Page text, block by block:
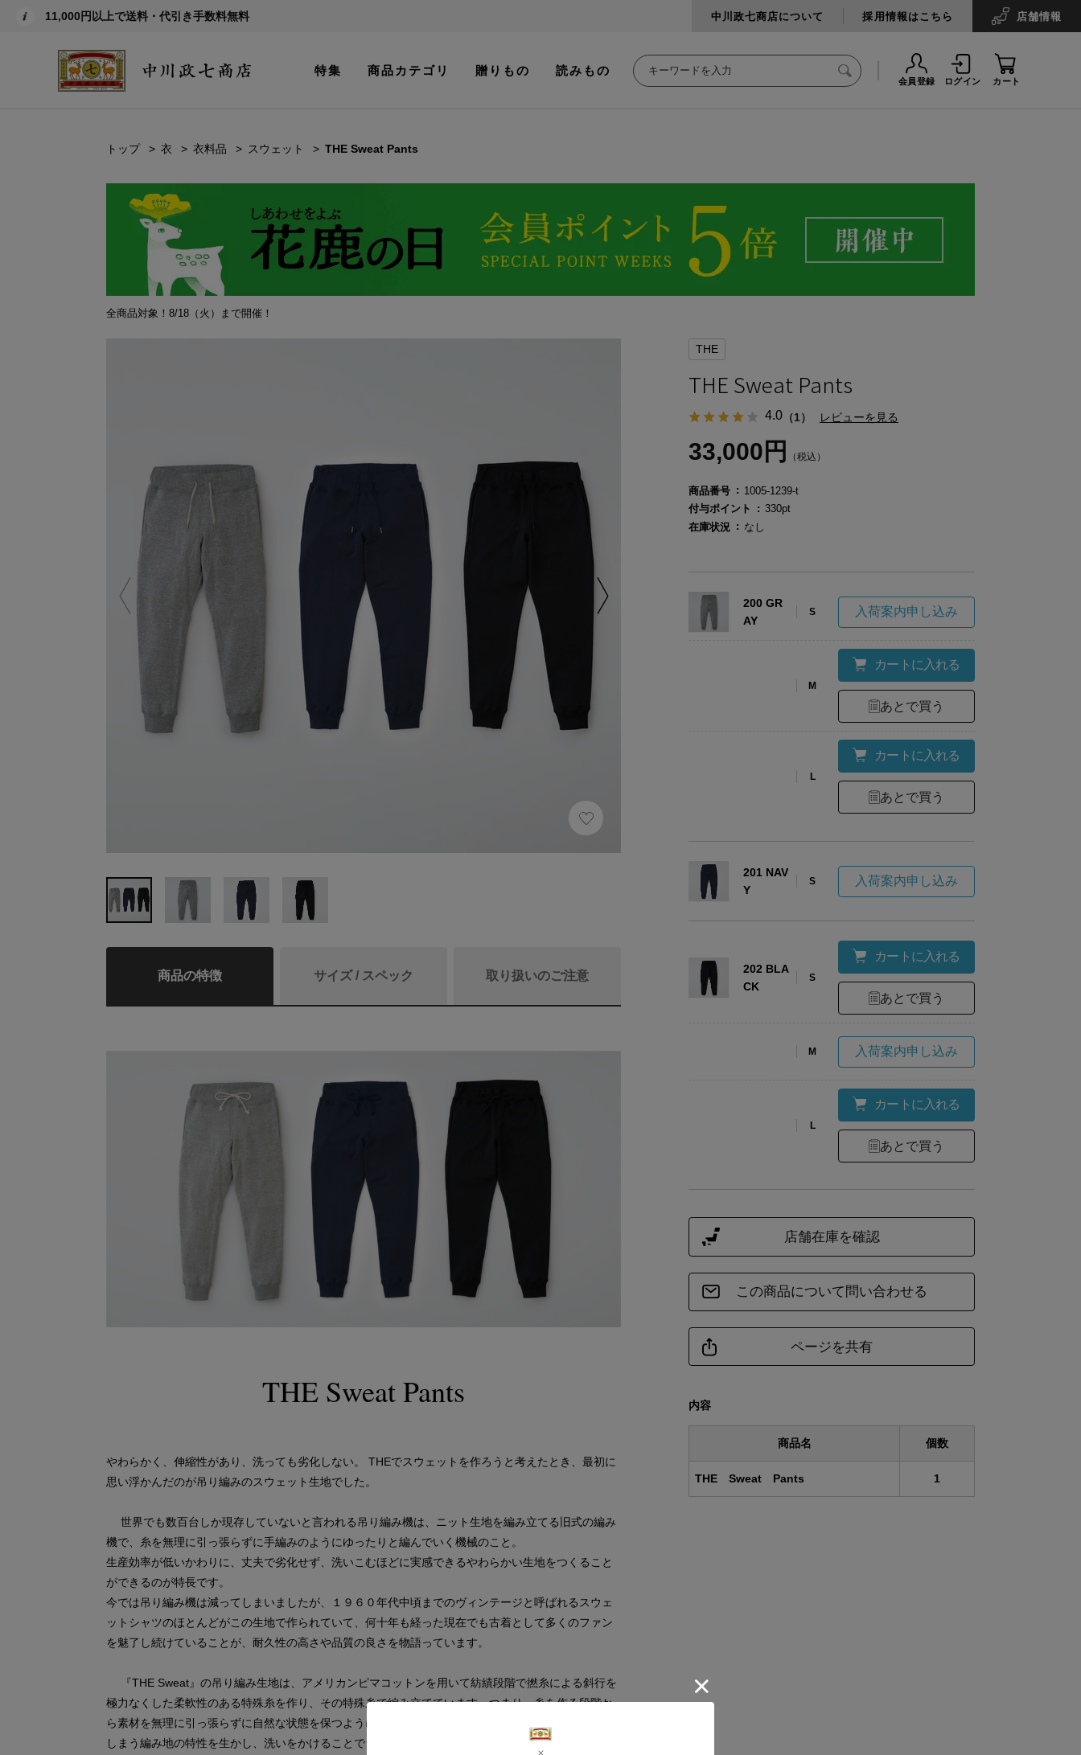
11,000円以上で送料・代引き手数料無料 中川政七商店について 採用情報はこちら 店舗情報
特集 商品カテゴリ 贈りもの 読みもの
会員登録 ログイン カート
トップ 衣 衣料品 スウェット THE Sweat Pants
全商品対象！8/18（火）まで開催！
商品の特徴 サイズ / スペック 取り扱いのご注意
THE Sweat Pants
やわらかく、伸縮性があり、洗っても劣化しない。 THEでスウェットを作ろうと考えたとき、最初に
思い浮かんだのが吊り編みのスウェット生地でした。
世界でも数百台しか現存していないと言われる吊り編み機は、ニット生地を編み立てる旧式の編み
機で、糸を無理に引っ張らずに手編みのようにゆったりと編んでいく機械のこと。
生産効率が低いかわりに、丈夫で劣化せず、洗いこむほどに実感できるやわらかい生地をつくること
ができるのが特長です。
今では吊り編み機は減ってしまいましたが、１９６０年代中頃までのヴィンテージと呼ばれるスウェ
ットシャツのほとんどがこの生地で作られていて、何十年も経った現在でも古着として多くのファン
を魅了し続けていることが、耐久性の高さや品質の良さを物語っています。
『THE Sweat』の吊り編み生地は、アメリカンピマコットンを用いて紡績段階で撚糸による斜行を
極力なくした柔軟性のある特殊糸を作り、その特殊糸で編み立てています。つまり、糸を作る段階か
ら素材を無理に引っ張らずに自然な状態を保つように作っているのです。また、水に濡れると縮んで
しまう編み地の特性を生かし、洗いをかけることで、より理想的な形状になるよう設計をしていま
商品リニューアルについてのお知らせ
2022年9月入荷分より、紐の形状が丸紐から平紐
ります。
※丸紐よりもフードやウエストに影響が出ない
※先端に金属チップを施し、紐先のほつれを防止
商品名
異なる場合がございます。中身の商品は同一の
ので、ご了承くださいませ。
商品詳細
素材 本体：綿100%／リブ部分：綿100%
備考
サイズ もも周り
THE
THE Sweat Pants
4.0 （1） レビューを見る
33,000円 （税込）
商品番号
1005-1239-t
付与ポイント
330pt
在庫状況
なし
200 GR
AY
S 入荷案内申し込み
M
カートに入れる
あとで買う
L
カートに入れる
あとで買う
201 NAV
Y
S 入荷案内申し込み
202 BLA
CK
S
カートに入れる
あとで買う
M 入荷案内申し込み
L
カートに入れる
あとで買う
内容
商品名 個数
THE Sweat Pants 1
この商品について問い合わせる
ページを共有
店舗在庫を確認